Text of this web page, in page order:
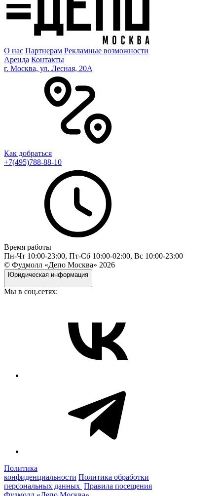
О нас Партнерам Рекламные возможности
Аренда Контакты
г. Москва, ул. Лесная, 20A
Как добраться
+7(495)788-88-10
Время работы
Пн-Чт 10:00-23:00, Пт-Сб 10:00-02:00, Вс 10:00-23:00
© Фудмолл «Депо Москва» 2026
Юридическая информация
Мы в соц.сетях:
Политика
конфиденциальности Политика обработки
персональных данных Правила посещения